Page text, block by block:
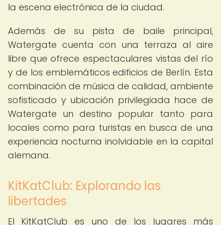
la escena electrónica de la ciudad.
Además de su pista de baile principal,
Watergate cuenta con una terraza al aire
libre que ofrece espectaculares vistas del río
y de los emblemáticos edificios de Berlín. Esta
combinación de música de calidad, ambiente
sofisticado y ubicación privilegiada hace de
Watergate un destino popular tanto para
locales como para turistas en busca de una
experiencia nocturna inolvidable en la capital
alemana.
KitKatClub: Explorando las
libertades
El KitKatClub es uno de los lugares más